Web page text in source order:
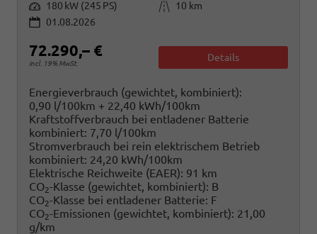
Leistung 180 kW (245 PS) Kilometerstand
10 km
01.08.2026
72.290,– €
incl. 19% MwSt.
Details
Energieverbrauch (gewichtet, kombiniert):
0,90 l/100km + 22,40 kWh/100km
Kraftstoffverbrauch bei entladener Batterie
kombiniert: 7,70 l/100km
Stromverbrauch bei rein elektrischem Betrieb
kombiniert: 24,20 kWh/100km
Elektrische Reichweite (EAER): 91 km
CO2-Klasse (gewichtet, kombiniert): B
CO2-Klasse bei entladener Batterie: F
CO2-Emissionen (gewichtet, kombiniert): 21,00
g/km